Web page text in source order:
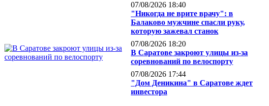
07/08/2026 18:40
"Никогда не врите врачу": в
Балаково мужчине спасли руку,
которую зажевал станок
07/08/2026 18:20
В Саратове закроют улицы из-за
соревнований по велоспорту
07/08/2026 17:44
"Дом Деникина" в Саратове ждет
инвестора